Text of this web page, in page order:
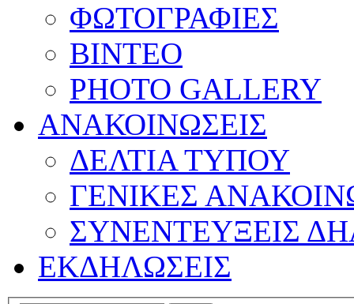
ΦΩΤΟΓΡΑΦΙΕΣ
ΒΙΝΤΕΟ
PHOTO GALLERY
ΑΝΑΚΟΙΝΩΣΕΙΣ
ΔΕΛΤΙΑ ΤΥΠΟΥ
ΓΕΝΙΚΕΣ
ΣΥΝΕΝΤΕΥΞΕΙΣ
ΕΚΔΗΛΩΣΕΙΣ